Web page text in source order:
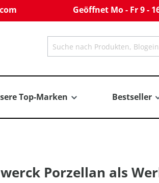
Geöffnet Mo - Fr 9 -
Top-Marken Bestseller
Porzellan als